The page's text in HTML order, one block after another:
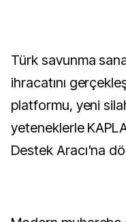
Türk savunma sanayiin tank sınıfındaki ilk
ihracatını
platformu, yeni
yeteneklerle
Destek Aracı'na